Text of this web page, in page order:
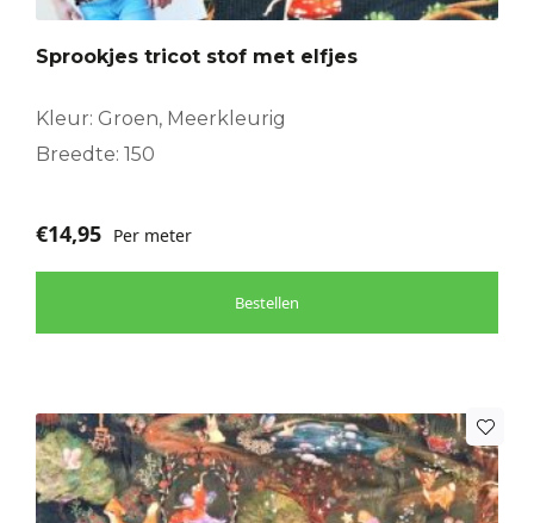
Sprookjes tricot stof met elfjes
Kleur: Groen, Meerkleurig
Breedte: 150
€14,95 Per meter
Bestellen